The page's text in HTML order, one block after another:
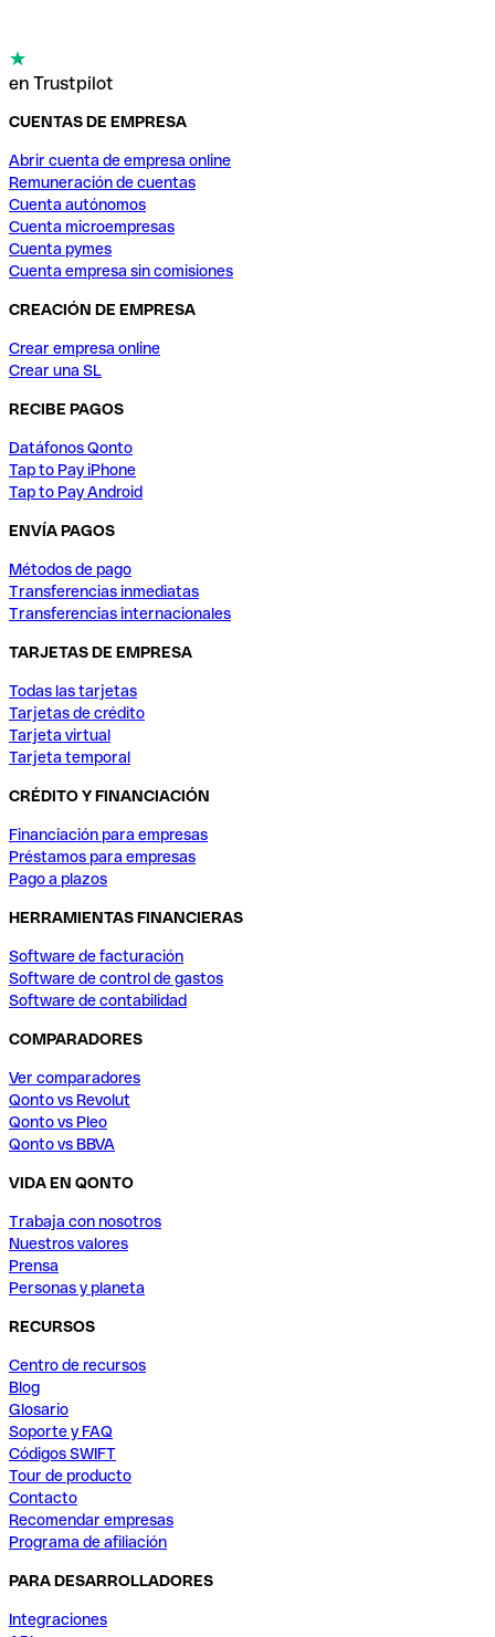
en Trustpilot
CUENTAS DE EMPRESA
Abrir cuenta de empresa online
Remuneración de cuentas
Cuenta autónomos
Cuenta microempresas
Cuenta pymes
Cuenta empresa sin comisiones
CREACIÓN DE EMPRESA
Crear empresa online
Crear una SL
RECIBE PAGOS
Datáfonos Qonto
Tap to Pay iPhone
Tap to Pay Android
ENVÍA PAGOS
Métodos de pago
Transferencias inmediatas
Transferencias internacionales
TARJETAS DE EMPRESA
Todas las tarjetas
Tarjetas de crédito
Tarjeta virtual
Tarjeta temporal
CRÉDITO Y FINANCIACIÓN
Financiación para empresas
Préstamos para empresas
Pago a plazos
HERRAMIENTAS FINANCIERAS
Software de facturación
Software de control de gastos
Software de contabilidad
COMPARADORES
Ver comparadores
Qonto vs Revolut
Qonto vs Pleo
Qonto vs BBVA
VIDA EN QONTO
Trabaja con nosotros
Nuestros valores
Prensa
Personas y planeta
RECURSOS
Centro de recursos
Blog
Glosario
Soporte y FAQ
Códigos SWIFT
Tour de producto
Contacto
Recomendar empresas
Programa de afiliación
PARA DESARROLLADORES
Integraciones